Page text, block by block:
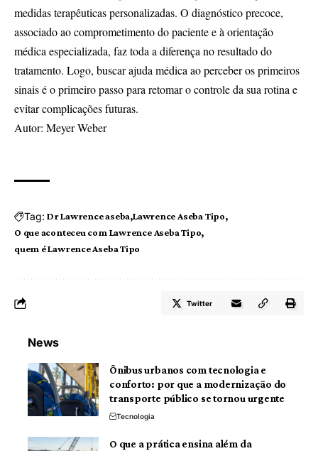
medidas terapêuticas personalizadas. O diagnóstico precoce,
associado ao comprometimento do paciente e à orientação
médica especializada, faz toda a diferença no resultado do
tratamento. Logo, buscar ajuda médica ao perceber os primeiros
sinais é o primeiro passo para retomar o controle da sua rotina e
evitar complicações futuras.
Autor: Meyer Weber
Tag: Dr Lawrence aseba Lawrence Aseba Tipo
O que aconteceu com Lawrence Aseba Tipo
quem é Lawrence Aseba Tipo
Twitter
News
Ônibus urbanos com tecnologia e
conforto: por que a modernização do
transporte público se tornou urgente
Tecnologia
O que a prática ensina além da